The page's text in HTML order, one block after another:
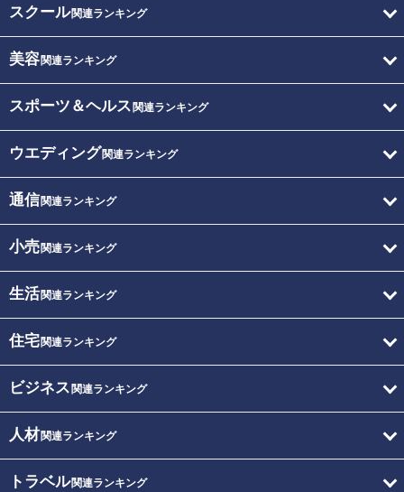
スクール関連ランキング
美容関連ランキング
スポーツ＆ヘルス 関連ランキング
ウエディング関連ランキング
通信関連ランキング
小売関連ランキング
生活関連ランキング
住宅関連ランキング
ビジネス 関連ランキング
人材関連ランキング
トラベル関連ランキング